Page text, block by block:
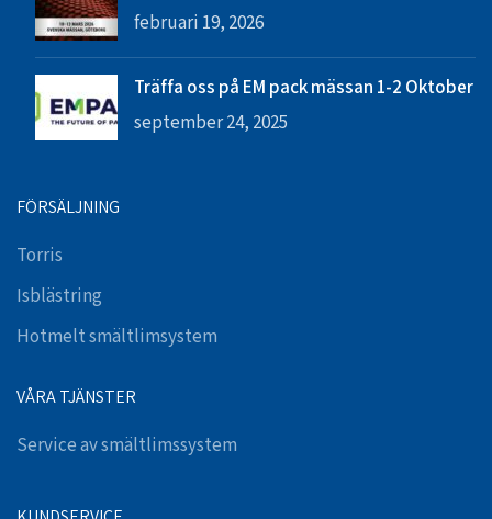
februari 19, 2026
Träffa oss på EM pack mässan 1-2 Oktober
september 24, 2025
FÖRSÄLJNING
Torris
Isblästring
Hotmelt smältlimsystem
VÅRA TJÄNSTER
Service av smältlimssystem